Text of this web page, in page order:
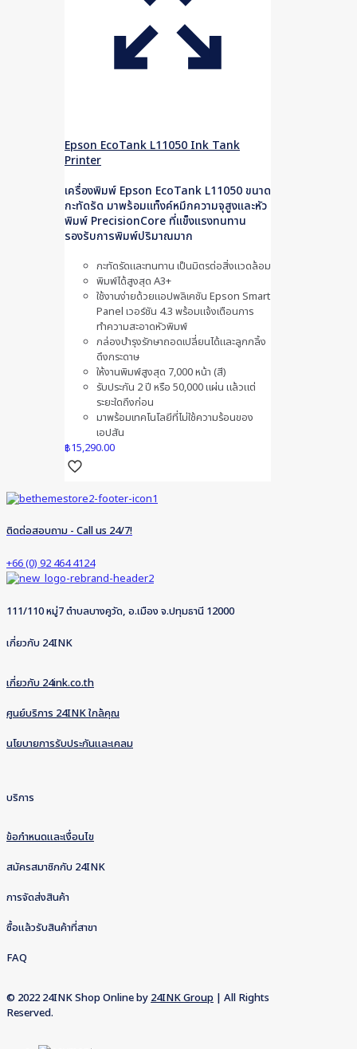
Epson EcoTank L11050 Ink Tank
Printer
เครื่องพิมพ์ Epson EcoTank L11050 ขนาด
กะทัดรัด มาพร้อมแท็งค์หมึกความจุสูงและหัว
พิมพ์ PrecisionCore ที่แข็งแรงทนทาน
รองรับการพิมพ์ปริมาณมาก
กะทัดรัดและทนทาน เป็นมิตรต่อสิ่งแวดล้อม
พิมพ์ได้สูงสุด A3+
ใช้งานง่ายด้วยแอปพลิเคชัน Epson Smart
Panel เวอร์ชัน 4.3 พร้อมแจ้งเตือนการ
ทำความสะอาดหัวพิมพ์
กล่องบำรุงรักษาถอดเปลี่ยนได้และลูกกลิ้ง
ดึงกระดาษ
ให้งานพิมพ์สูงสุด 7,000 หน้า (สี)
รับประกัน 2 ปี หรือ 50,000 แผ่น แล้วแต่
ระยะใดถึงก่อน
มาพร้อมเทคโนโลยีที่ไม่ใช้ความร้อนของ
เอปสัน
฿15,290.00
ติดต่อสอบถาม - Call us 24/7!
+66 (0) 92 464 4124
111/110 หมู่7 ตำบลบางคูวัด, อ.เมือง จ.ปทุมธานี 12000
เกี่ยวกับ 24INK
เกี่ยวกับ 24ink.co.th
ศูนย์บริการ 24INK ใกล้คุณ
นโยบายการรับประกันและเคลม
บริการ
ข้อกำหนดและเงื่อนไข
สมัครสมาชิกกับ 24INK
การจัดส่งสินค้า
ซื้อแล้วรับสินค้าที่สาขา
FAQ
© 2022 24INK Shop Online by 24INK Group | All Rights
Reserved.